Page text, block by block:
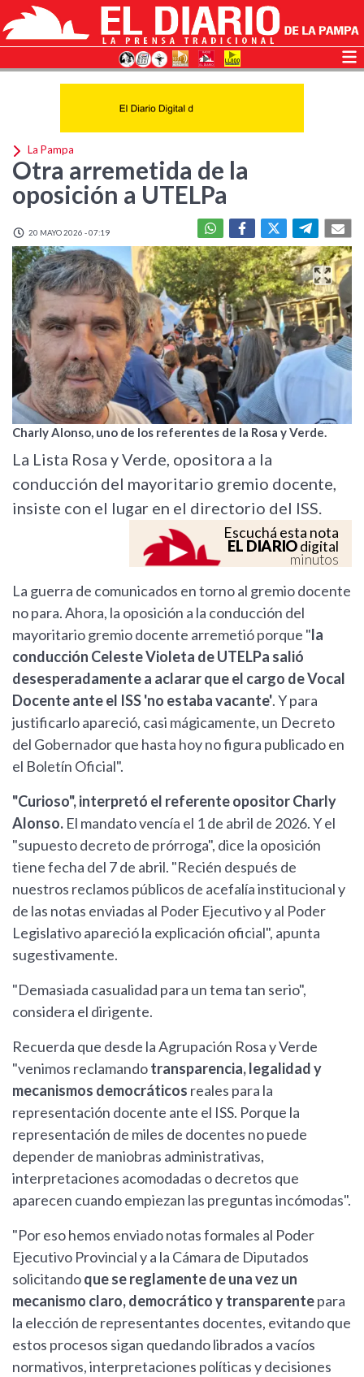
La Pampa
Otra arremetida de la
oposición a UTELPa
20 MAYO 2026 - 07:19
Charly Alonso, uno de los referentes de la Rosa y Verde.
La Lista Rosa y Verde, opositora a la
conducción del mayoritario gremio docente,
insiste con el lugar en el directorio del ISS.
Escuchá esta nota
EL DIARIOdigital
minutos
La guerra de comunicados en torno al gremio docente
no para. Ahora, la oposición a la conducción del
mayoritario gremio docente arremetió porque "la
conducción Celeste Violeta de UTELPa salió
desesperadamente a aclarar que el cargo de Vocal
Docente ante el ISS 'no estaba vacante'. Y para
justificarlo apareció, casi mágicamente, un Decreto
del Gobernador que hasta hoy no figura publicado en
el Boletín Oficial".
"Curioso", interpretó el referente opositor Charly
Alonso. El mandato vencía el 1 de abril de 2026. Y el
"supuesto decreto de prórroga", dice la oposición
tiene fecha del 7 de abril. "Recién después de
nuestros reclamos públicos de acefalía institucional y
de las notas enviadas al Poder Ejecutivo y al Poder
Legislativo apareció la explicación oficial", apunta
sugestivamente.
"Demasiada casualidad para un tema tan serio",
considera el dirigente.
Recuerda que desde la Agrupación Rosa y Verde
"venimos reclamandotransparencia, legalidad y
mecanismos democráticos reales para la
representación docente ante el ISS. Porque la
representación de miles de docentes no puede
depender de maniobras administrativas,
interpretaciones acomodadas o decretos que
aparecen cuando empiezan las preguntas incómodas".
"Por eso hemos enviado notas formales al Poder
Ejecutivo Provincial y a la Cámara de Diputados
solicitandoque se reglamente de una vez un
mecanismo claro, democrático y transparentepara
la elección de representantes docentes, evitando que
estos procesos sigan quedando librados a vacíos
normativos, interpretaciones políticas y decisiones